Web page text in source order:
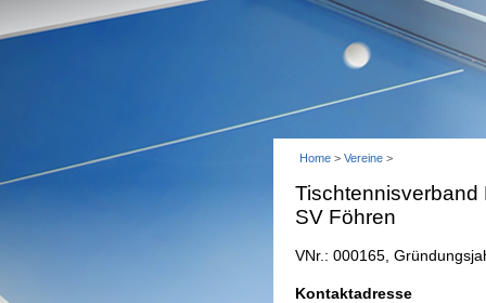
Home > Vereine >
Tischtennisverband
SV Föhren
VNr.: 000165,
Kontaktadresse